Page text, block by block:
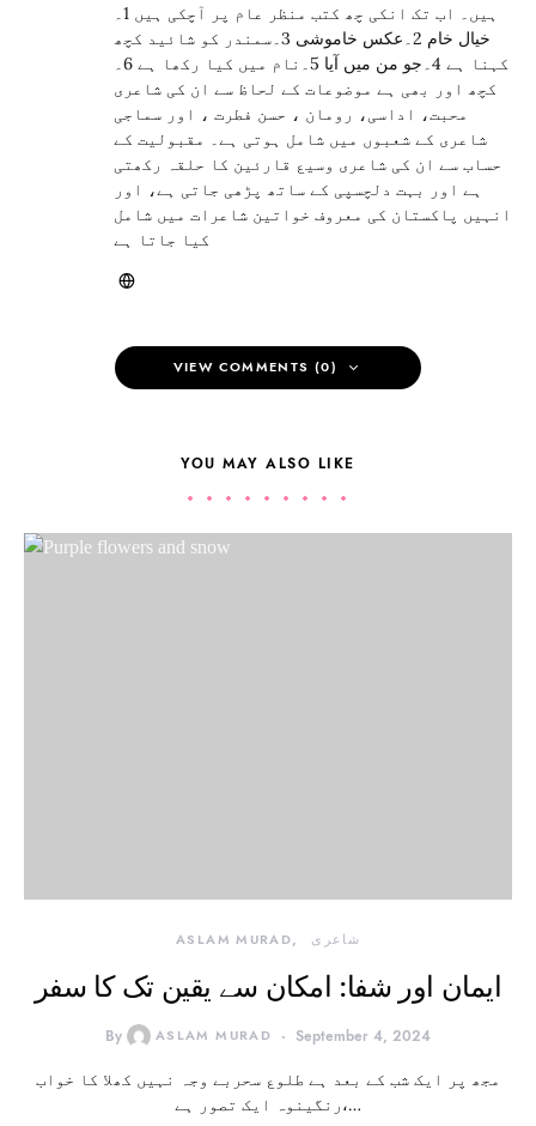
ہیں۔ اب تک انکی چھ کتب منظر عام پر آچکی ہیں 1۔
خیال خام 2۔عکس خاموشی 3۔سمندر کو شائید کچھ
کہنا ہے 4۔جو من میں آیا 5۔نام میں کیا رکھا ہے 6۔
کچھ اور بھی ہے موضوعات کے لحاظ سے ان کی شاعری
محبت، اداسی، رومان ، حسن فطرت ، اور سماجی
شاعری کے شعبوں میں شامل ہوتی ہے۔ مقبولیت کے
حساب سے ان کی شاعری وسیع قارئین کا حلقہ رکھتی
ہے اور بہت دلچسپی کے ساتھ پڑھی جاتی ہے، اور
انہیں پاکستان کی معروف خواتین شاعرات میں شامل
کیا جاتا ہے
VIEW COMMENTS (0)
YOU MAY ALSO LIKE
ASLAM MURAD شاعری
ایمان اور شفا: امکان سے یقین تک کا سفر
By ASLAM MURAD September 4, 2024
مجھ پر ایک شب کے بعد ہے طلوع سحربے وجہ نہیں کھلا کا خواب
رنگینوہ ایک تصور ہے،…